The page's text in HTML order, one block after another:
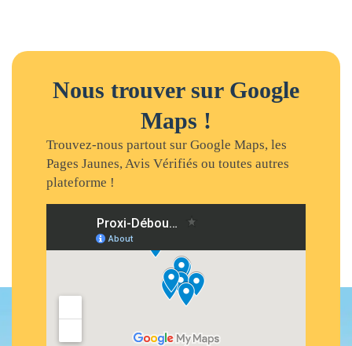
Nous trouver sur Google
Maps !
Trouvez-nous partout sur Google Maps, les
Pages Jaunes, Avis Vérifiés ou toutes autres
plateforme !